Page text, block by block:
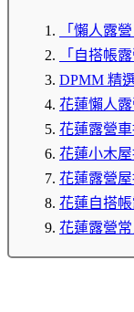
「懶人露
「自搭帳
DPMM 精
花蓮懶人
花蓮露營
花蓮小木
花蓮露營
花蓮自搭
花蓮露營